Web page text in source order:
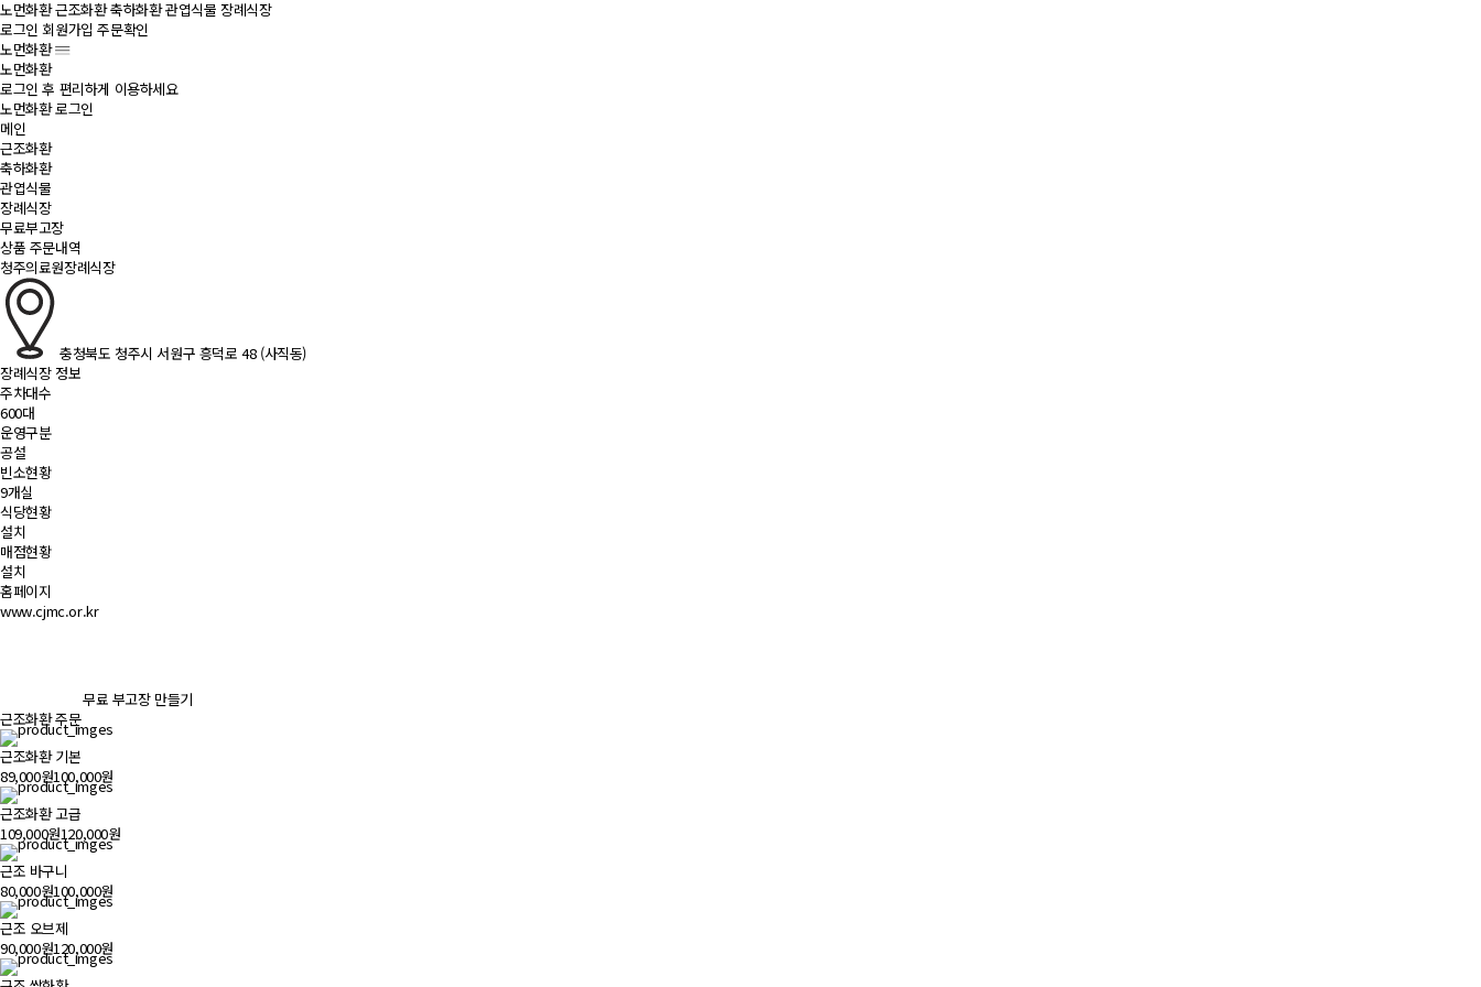
노먼화환근조화환축하화환관엽식물 장례식장
로그인 회원가입 주문확인
노먼화환
노먼화환
로그인 후 편리하게 이용하세요
노먼화환 로그인
메인
근조화환
축하화환
관엽식물
장례식장
무료부고장
상품 주문내역
청주의료원장례식장
충청북도 청주시 서원구 흥덕로 48 (사직동)
장례식장 정보
주차대수
600대
운영구분
공설
빈소현황
9개실
식당현황
설치
매점현황
설치
홈페이지
www.cjmc.or.kr
무료 부고장 만들기
근조화환 주문
근조화환 기본
89,000원100,000원
근조화환 고급
109,000원120,000원
근조 바구니
80,000원100,000원
근조 오브제
90,000원120,000원